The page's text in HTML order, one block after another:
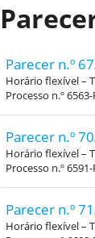
Parecer n.º
Horário flexível –
Processo n.º
Parecer n.º
Horário flexível –
Processo n.º
Parecer n.º
Horário flexível –